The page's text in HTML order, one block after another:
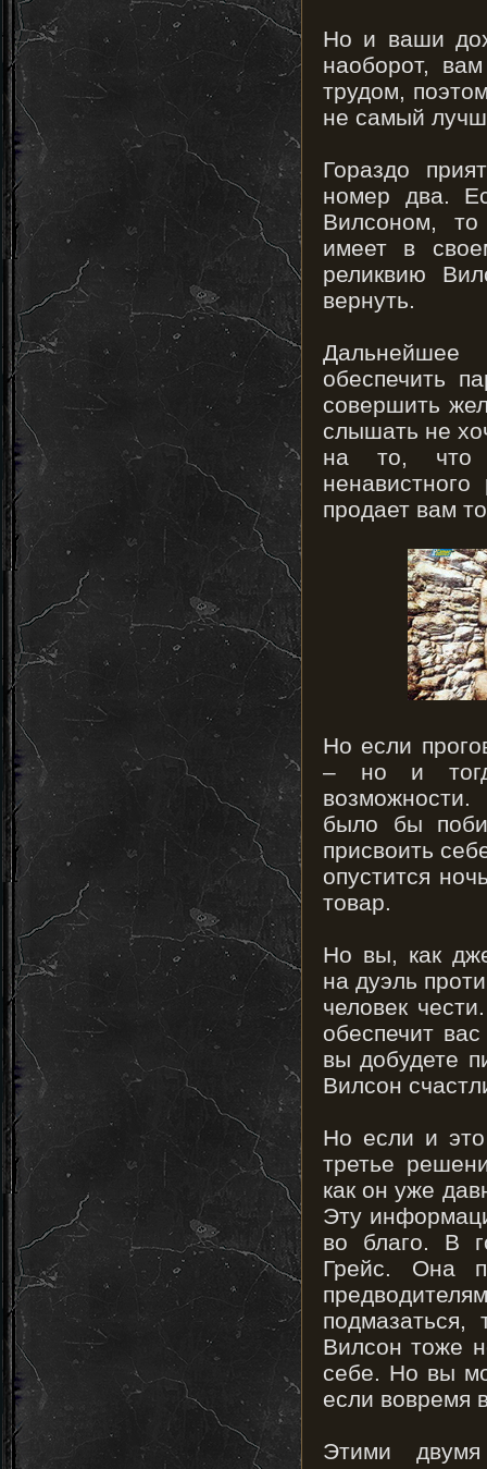
Но и ваши
наоборот,
трудом,
не самый
Гораздо
номер два.
Вилсоном,
имеет в
реликвию
вернуть.
Дальнейшее
обеспечить
совершить
слышать не
на то, что
продает вам
Но если
– но и
было бы
присвоить
опустится
товар.
Но вы, как
на дуэль
человек
обеспечит
вы добудете
Вилсон
Но если и
третье
как он уже
Эту
во благо. В
Грейс. Она
Вилсон тоже
себе. Но вы
если вовремя
Этими